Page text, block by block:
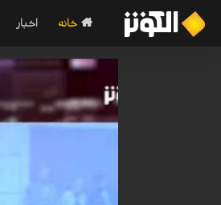
خانه اخبار